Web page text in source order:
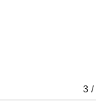
3 /